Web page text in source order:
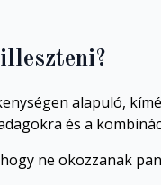
alapuló,
és a
ne okozzanak